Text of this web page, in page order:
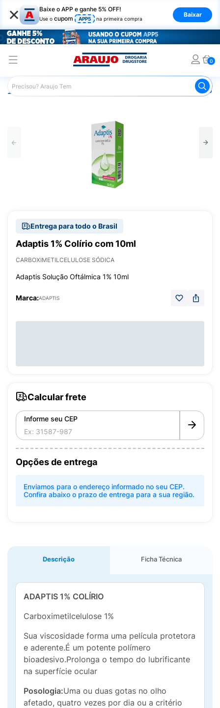
× Baixe o APP e ganhe 5% OFF!
Use o cupom APP5 na primeira compra
Baixar
0
Araujo Medicamentos Colírio
Entrega para todo o Brasil
Adaptis 1% Colírio com 10ml
CARBOXIMETILCELULOSE SÓDICA
Adaptis Solução Oftálmica 1% 10ml
Marca:ADAPTIS
Calcular frete
Informe seu CEP
Opções de entrega
Enviamos para o endereço informado no seu CEP.
Confira abaixo o prazo de entrega para a sua região.
Descrição Ficha Técnica
ADAPTIS 1% COLÍRIO
Carboximetilcelulose 1%
Sua viscosidade forma uma película protetora
e aderente.É um potente polímero
bioadesivo.Prolonga o tempo do lubrificante
na superfície ocular
Posologia:Uma ou duas gotas no olho
afetado, quatro vezes por dia ou a critério